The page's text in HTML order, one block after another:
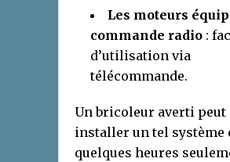
Les moteurs
commande radio :
d’utilisation via
télécommande.
Un bricoleur averti peut
installer un tel système
quelques heures